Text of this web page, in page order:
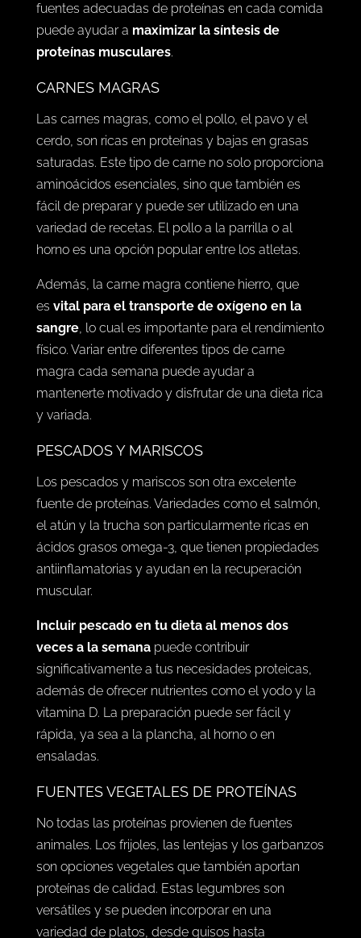
fuentes adecuadas de proteínas en cada comida
puede ayudar a maximizar la síntesis de
proteínas musculares.
CARNES MAGRAS
Las carnes magras, como el pollo, el pavo y el
cerdo, son ricas en proteínas y bajas en grasas
saturadas. Este tipo de carne no solo proporciona
aminoácidos esenciales, sino que también es
fácil de preparar y puede ser utilizado en una
variedad de recetas. El pollo a la parrilla o al
horno es una opción popular entre los atletas.
Además, la carne magra contiene hierro, que
es vital para el transporte de oxígeno en la
sangre, lo cual es importante para el rendimiento
físico. Variar entre diferentes tipos de carne
magra cada semana puede ayudar a
mantenerte motivado y disfrutar de una dieta rica
y variada.
PESCADOS Y MARISCOS
Los pescados y mariscos son otra excelente
fuente de proteínas. Variedades como el salmón,
el atún y la trucha son particularmente ricas en
ácidos grasos omega-3, que tienen propiedades
antiinflamatorias y ayudan en la recuperación
muscular.
Incluir pescado en tu dieta al menos dos
veces a la semanapuede contribuir
significativamente a tus necesidades proteicas,
además de ofrecer nutrientes como el yodo y la
vitamina D. La preparación puede ser fácil y
rápida, ya sea a la plancha, al horno o en
ensaladas.
FUENTES VEGETALES DE PROTEÍNAS
No todas las proteínas provienen de fuentes
animales. Los frijoles, las lentejas y los garbanzos
son opciones vegetales que también aportan
proteínas de calidad. Estas legumbres son
versátiles y se pueden incorporar en una
variedad de platos, desde guisos hasta